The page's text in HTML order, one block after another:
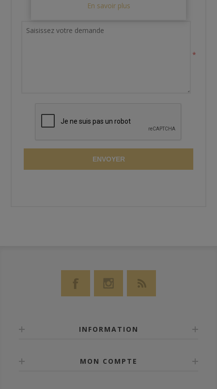
*
ENVOYER
INFORMATION
MON COMPTE
En savoir plus